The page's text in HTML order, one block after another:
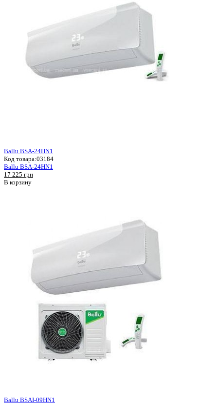
Ballu BSA-24HN1
Код товара:03184
Ballu BSA-24HN1
17 225 грн
В корзину
Ballu BSAI-09HN1